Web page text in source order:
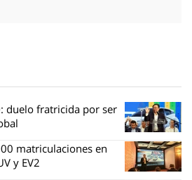
duelo fratricida por ser
matriculaciones en
y EV2